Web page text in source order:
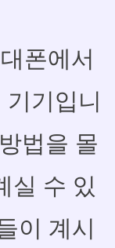
폰에서
기입니
법을 몰
실 수 있
이 계시